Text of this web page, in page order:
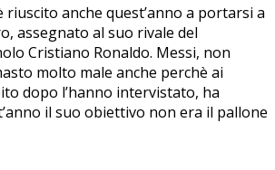
riuscito anche quest’anno a portarsi a
assegnato al suo rivale del
Cristiano Ronaldo. Messi, non
molto male anche perchè ai
dopo l’hanno intervistato, ha
il suo obiettivo non era il pallone